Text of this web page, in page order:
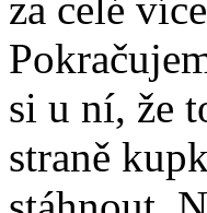
si u ní, že
straně